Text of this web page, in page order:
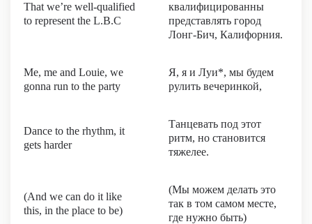
That we’re well-qualified
to represent the L.B.C
квалифицированны
представлять город
Лонг-Бич, Калифорния.
Me, me and Louie, we
gonna run to the party
Я, я и Луи*, мы будем
рулить вечеринкой,
Dance to the rhythm, it
gets harder
Танцевать под этот
ритм, но становится
тяжелее.
(And we can do it like
this, in the place to be)
(Мы можем делать это
так в том самом месте,
где нужно быть)